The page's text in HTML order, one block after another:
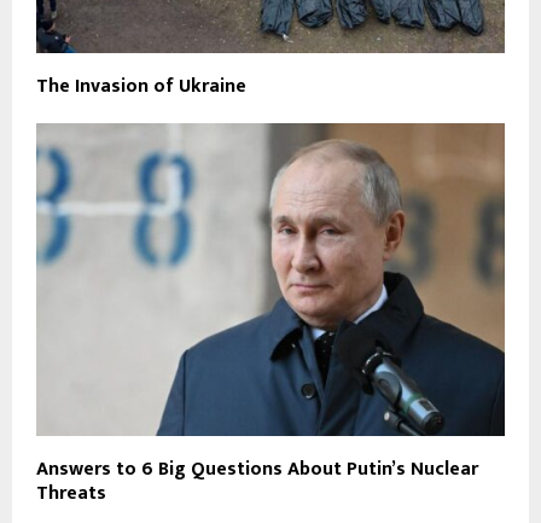
The Invasion of Ukraine
Answers to 6 Big Questions About Putin’s Nuclear
Threats